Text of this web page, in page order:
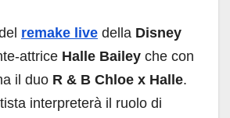
remake live della Disney
attrice Halle Bailey che con
il duo R & B Chloe x Halle.
interpreterà il ruolo di